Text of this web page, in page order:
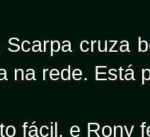
Scarpa cruza
na rede. Está
fácil, e Rony